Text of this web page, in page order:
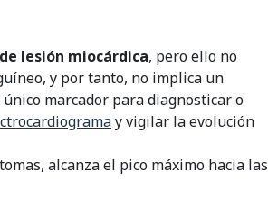
lesión miocárdica, pero ello no
y por tanto, no implica un
marcador para diagnosticar o
y vigilar la evolución
alcanza el pico máximo hacia las